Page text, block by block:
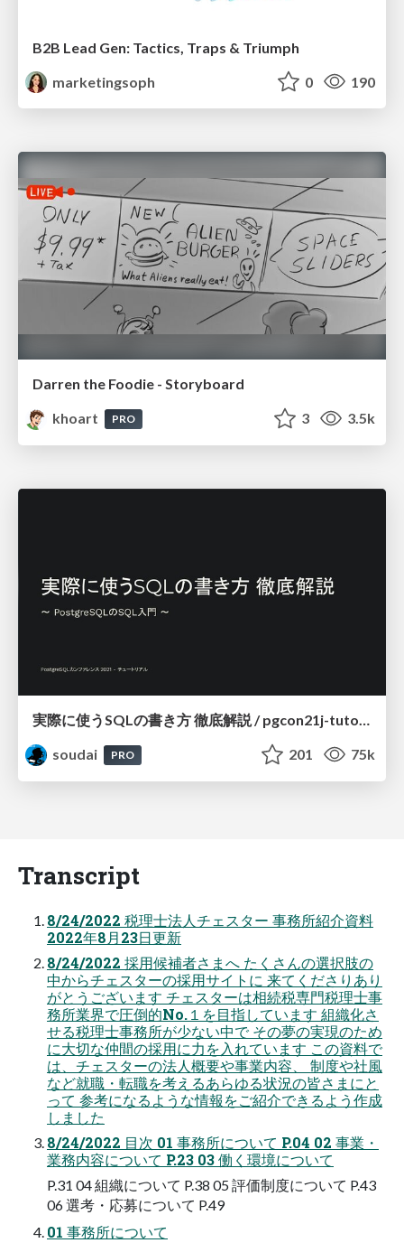
B2B Lead Gen: Tactics, Traps & Triumph
marketingsoph
0 190
Darren the Foodie - Storyboard
khoart
PRO 3 3.5k
実際に使うSQLの書き方 徹底解説 / pgcon21j-tutorial
soudai
PRO 201 75k
Transcript
8/24/2022 税理士法人チェスター 事務所紹介資料
2022年8月23日更新
8/24/2022 採用候補者さまへ たくさんの選択肢の
中からチェスターの採用サイトに 来てくださりあり
がとうございます チェスターは相続税専門税理士事
務所業界で圧倒的No.１を目指しています 組織化さ
せる税理士事務所が少ない中で その夢の実現のため
に大切な仲間の採用に力を入れています この資料で
は、チェスターの法人概要や事業内容、 制度や社風
など就職・転職を考えるあらゆる状況の皆さまにと
って 参考になるような情報をご紹介できるよう作成
しました
8/24/2022 目次 01 事務所について P.04 02 事業・
業務内容について P.23 03 働く環境について
P.31 04 組織について P.38 05 評価制度について P.43
06 選考・応募について P.49
01 事務所について